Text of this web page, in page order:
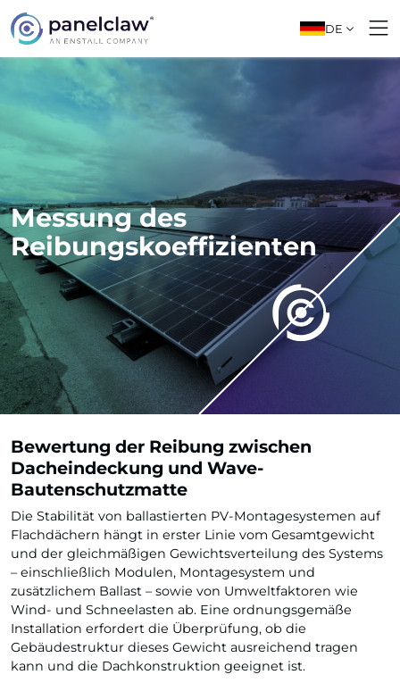
DE
Messung des
Reibungskoeffizienten
Bewertung der Reibung zwischen
Dacheindeckung und Wave-
Bautenschutzmatte
Die Stabilität von ballastierten PV-Montagesystemen auf
Flachdächern hängt in erster Linie vom Gesamtgewicht
und der gleichmäßigen Gewichtsverteilung des Systems
– einschließlich Modulen, Montagesystem und
zusätzlichem Ballast – sowie von Umweltfaktoren wie
Wind- und Schneelasten ab. Eine ordnungsgemäße
Installation erfordert die Überprüfung, ob die
Gebäudestruktur dieses Gewicht ausreichend tragen
kann und die Dachkonstruktion geeignet ist.